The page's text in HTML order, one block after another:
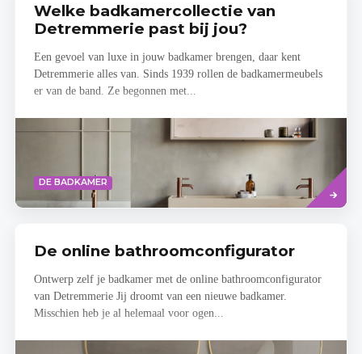
Welke badkamercollectie van
Detremmerie past bij jou?
Een gevoel van luxe in jouw badkamer brengen, daar kent
Detremmerie alles van. Sinds 1939 rollen de badkamermeubels
er van de band. Ze begonnen met...
DE BADKAMER
Read
more
De online bathroomconfigurator
Ontwerp zelf je badkamer met de online bathroomconfigurator
van Detremmerie Jij droomt van een nieuwe badkamer.
Misschien heb je al helemaal voor ogen...